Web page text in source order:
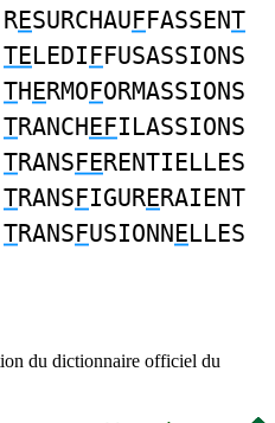
ESURCHAUFFASSENT
TELEDIFFUSASSIONS
THERMOFORMASSIONS
TRANCHEFILASSIONS
TRANSFERENTIELLES
TRANSFIGURERAIENT
TRANSFUSIONNELLES
du dictionnaire officiel du